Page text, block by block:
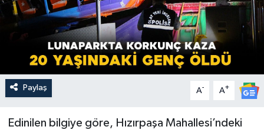
Paylaş A- A+
Edinilen bilgiye göre, Hızırpaşa Mahallesi’ndeki